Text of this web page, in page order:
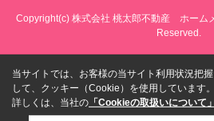
Copyright(c) 株式会社 桃太郎不動産 ホーム
Reserved.
当サイトでは、お客様の当サイト利用状況把
して、クッキー（Cookie）を使用しています。
詳しくは、当社の 「Cookieの取扱いについて」